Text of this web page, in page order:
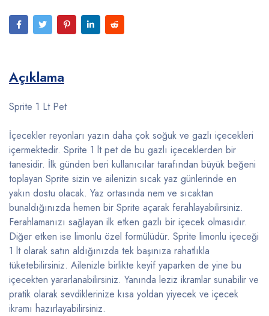
Açıklama
Sprite 1 Lt Pet
İçecekler reyonları yazın daha çok soğuk ve gazlı içecekleri
içermektedir. Sprite 1 lt pet de bu gazlı içeceklerden bir
tanesidir. İlk günden beri kullanıcılar tarafından büyük beğeni
toplayan Sprite sizin ve ailenizin sıcak yaz günlerinde en
yakın dostu olacak. Yaz ortasında nem ve sıcaktan
bunaldığınızda hemen bir Sprite açarak ferahlayabilirsiniz.
Ferahlamanızı sağlayan ilk etken gazlı bir içecek olmasıdır.
Diğer etken ise limonlu özel formülüdür. Sprite limonlu içeceği
1 lt olarak satın aldığınızda tek başınıza rahatlıkla
tüketebilirsiniz. Ailenizle birlikte keyif yaparken de yine bu
içecekten yararlanabilirsiniz. Yanında leziz ikramlar sunabilir ve
pratik olarak sevdiklerinize kısa yoldan yiyecek ve içecek
ikramı hazırlayabilirsiniz.